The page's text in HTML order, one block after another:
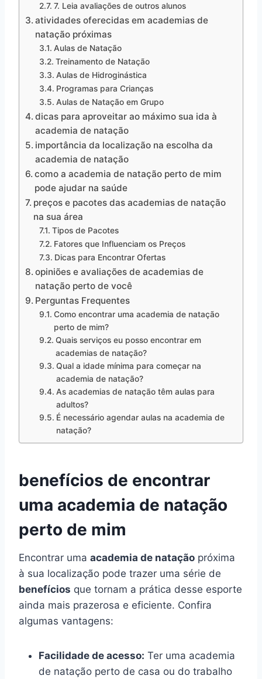
7. Leia avaliações de outros alunos
atividades oferecidas em academias de
natação próximas
Aulas de Natação
Treinamento de Natação
Aulas de Hidroginástica
Programas para Crianças
Aulas de Natação em Grupo
dicas para aproveitar ao máximo sua ida à
academia de natação
importância da localização na escolha da
academia de natação
como a academia de natação perto de mim
pode ajudar na saúde
preços e pacotes das academias de natação
na sua área
Tipos de Pacotes
Fatores que Influenciam os Preços
Dicas para Encontrar Ofertas
opiniões e avaliações de academias de
natação perto de você
Perguntas Frequentes
Como encontrar uma academia de natação
perto de mim?
Quais serviços eu posso encontrar em
academias de natação?
Qual a idade mínima para começar na
academia de natação?
As academias de natação têm aulas para
adultos?
É necessário agendar aulas na academia de
natação?
benefícios de encontrar
uma academia de natação
perto de mim
Encontrar uma academia de natação próxima
à sua localização pode trazer uma série de
benefícios que tornam a prática desse esporte
ainda mais prazerosa e eficiente. Confira
algumas vantagens:
Facilidade de acesso: Ter uma academia
de natação perto de casa ou do trabalho